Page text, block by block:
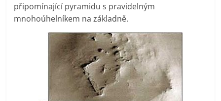
připomínající pyramidu s pravidelným
mnohoúhelníkem na základně.